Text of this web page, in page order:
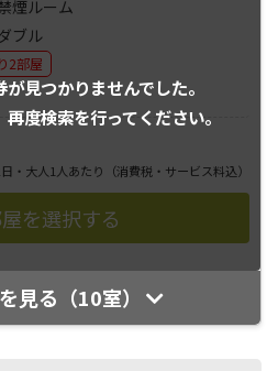
が見つかりませんでした。
再度検索を行ってください。
煙ルーム
ブル
2部屋
・大人1人あたり （消費税・サービス料込）
見る（10室）